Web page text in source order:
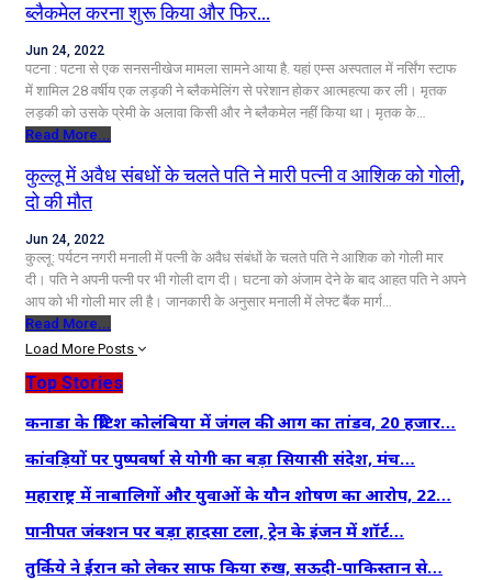
ब्लैकमेल करना शुरू किया और फिर…
Jun 24, 2022
पटना : पटना से एक सनसनीखेज मामला सामने आया है. यहां एम्स अस्पताल में नर्सिंग स्टाफ
में शामिल 28 वर्षीय एक लड़की ने ब्लैकमेलिंग से परेशान होकर आत्महत्या कर ली। मृतक
लड़की को उसके प्रेमी के अलावा किसी और ने ब्लैकमेल नहीं किया था। मृतक के…
Read More...
कुल्लू में अवैध संबधों के चलते पति ने मारी पत्नी व आशिक को गोली,
दो की मौत
Jun 24, 2022
कुल्लू: पर्यटन नगरी मनाली में पत्नी के अवैध संबंधों के चलते पति ने आशिक को गोली मार
दी। पति ने अपनी पत्नी पर भी गोली दाग दी। घटना को अंजाम देने के बाद आहत पति ने अपने
आप को भी गोली मार ली है। जानकारी के अनुसार मनाली में लेफ्ट बैंक मार्ग…
Read More...
Load More Posts
Top Stories
कनाडा के ब्रिटिश कोलंबिया में जंगल की आग का तांडव, 20 हजार…
कांवड़ियों पर पुष्पवर्षा से योगी का बड़ा सियासी संदेश, मंच…
महाराष्ट्र में नाबालिगों और युवाओं के यौन शोषण का आरोप, 22…
पानीपत जंक्शन पर बड़ा हादसा टला, ट्रेन के इंजन में शॉर्ट…
तुर्किये ने ईरान को लेकर साफ किया रुख, सऊदी-पाकिस्तान से…